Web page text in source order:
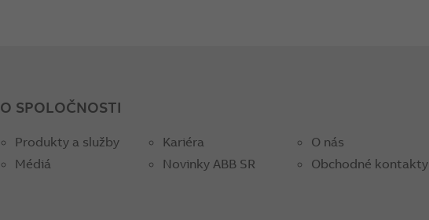
O SPOLOČNOSTI
Produkty a služby
Médiá
Kariéra
Novinky ABB SR
O nás
Obchodné kontakty